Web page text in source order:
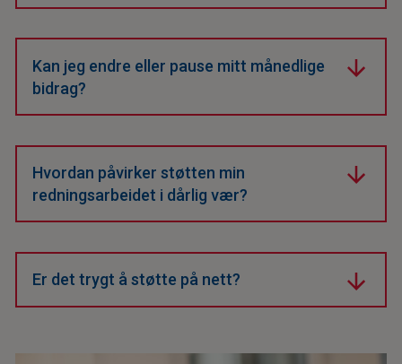
som helst.
Kan jeg endre eller pause mitt månedlige
bidrag?
støtten.
Hvordan påvirker støtten min
redningsarbeidet i dårlig vær?
og raskere nødhjelp.
Er det trygt å støtte på nett?